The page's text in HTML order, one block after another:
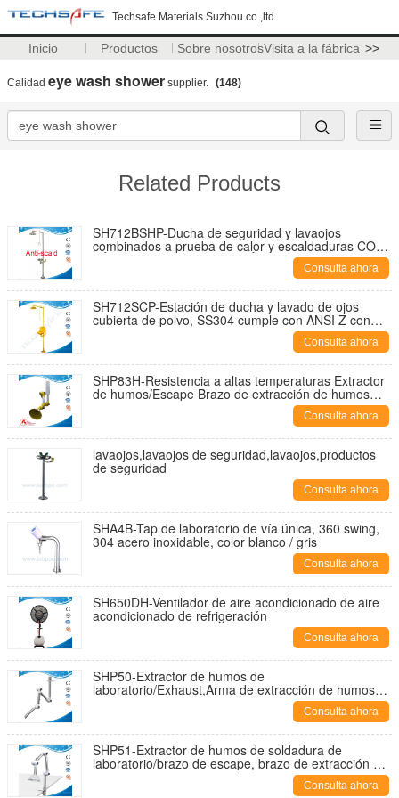
Techsafe Materials Suzhou co.,ltd
Inicio Productos Sobre nosotrosVisita a la fábrica >>
Calidad eye wash shower supplier. (148)
Related Products
SH712BSHP-Ducha de seguridad y lavaojos
combinados a prueba de calor y escaldaduras CON
VÁLVULA MEZCLADORA TÉRMICA lavaojos de
Consulta ahora
SH712SCP-Estación de ducha y lavado de ojos
cubierta de polvo, SS304 cumple con ANSI Z con
Consulta ahora
SHP83H-Resistencia a altas temperaturas Extractor
de humos/Escape Brazo de extracción de humos
flexible con campana de escape de aleación de
Consulta ahora
lavaojos,lavaojos de seguridad,lavaojos,productos
de seguridad
Consulta ahora
SHA4B-Tap de laboratorio de vía única, 360 swing,
304 acero inoxidable, color blanco / gris
Consulta ahora
SH650DH-Ventilador de aire acondicionado de aire
acondicionado de refrigeración
Consulta ahora
SHP50-Extractor de humos de
laboratorio/Exhaust,Arma de extracción de humos
Consulta ahora
SHP51-Extractor de humos de soldadura de
laboratorio/brazo de escape, brazo de extracción de
humos flexible de aleación de aluminio montado en
Consulta ahora